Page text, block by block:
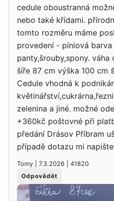
cedule oboustranná
nebo také křídami.
tomto rozměru máme
provedení - píniová
panty,šrouby,spony.
šíře 87 cm výška 100 cm
Cedule vhodná k
zelenina a jiné. možné
+360kč poštovné při
předání Drásov Příbram
případě dotazu mi
Tomy | 7.3.2026 | 41820
Odpovědět